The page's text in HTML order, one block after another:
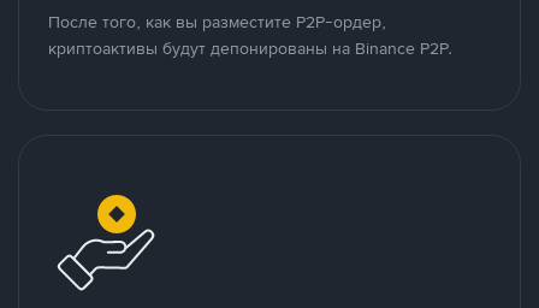
После того, как вы разместите P2P-ордер,
криптоактивы будут депонированы на Binance P2P.